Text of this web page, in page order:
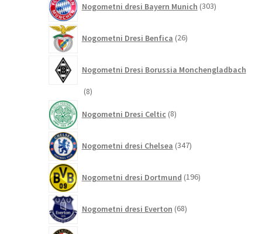
Nogometni dresi Bayern Munich 303izdelki
Nogometni Dresi Benfica 26izdelkov
Nogometni Dresi Borussia Monchengladbach
88
Nogometni Dresi Celtic 8izdelkov
Nogometni dresi Chelsea 347izdelkov
Nogometni dresi Dortmund 196izdelkov
Nogometni dresi Everton 68izdelkov